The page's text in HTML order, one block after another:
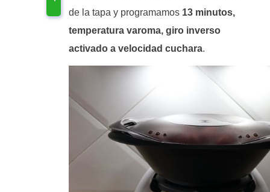
de la tapa y programamos 13 minutos,
temperatura varoma, giro inverso
activado a velocidad cuchara.